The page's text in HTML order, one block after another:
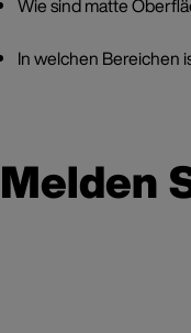
Wie sind matte
In welchen Bereichen
Melden